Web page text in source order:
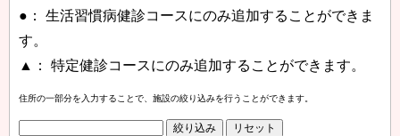
●： 生活習慣病健診コースにのみ追加することができま
す。
▲： 特定健診コースにのみ追加することができます。
住所の一部分を入力することで、施設の絞り込みを行うことができます。